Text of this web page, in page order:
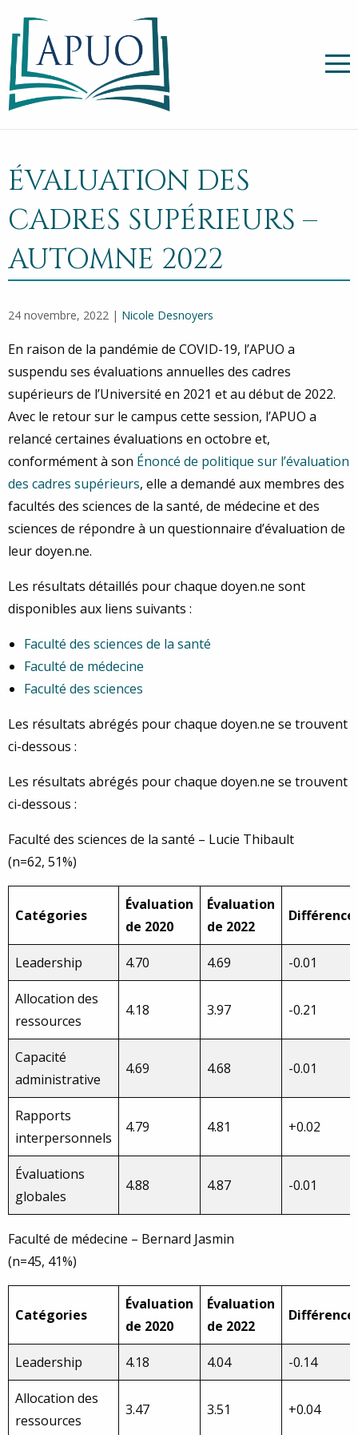
ÉVALUATION DES
CADRES SUPÉRIEURS –
AUTOMNE 2022
24 novembre, 2022 | Nicole Desnoyers
En raison de la pandémie de COVID-19, l’APUO a
suspendu ses évaluations annuelles des cadres
supérieurs de l’Université en 2021 et au début de 2022.
Avec le retour sur le campus cette session, l’APUO a
relancé certaines évaluations en octobre et,
conformément à son Énoncé de politique sur l’évaluation
des cadres supérieurs, elle a demandé aux membres des
facultés des sciences de la santé, de médecine et des
sciences de répondre à un questionnaire d’évaluation de
leur doyen.ne.
Les résultats détaillés pour chaque doyen.ne sont
disponibles aux liens suivants :
Faculté des sciences de la santé
Faculté de médecine
Faculté des sciences
Les résultats abrégés pour chaque doyen.ne se trouvent
ci-dessous :
Les résultats abrégés pour chaque doyen.ne se trouvent
ci-dessous :
Faculté des sciences de la santé – Lucie Thibault
(n=62, 51%)
Catégories
Évaluation
de 2020
Évaluation
de 2022
Différence
Leadership 4.70 4.69 -0.01
Allocation des
ressources
4.18 3.97 -0.21
Capacité
administrative
4.69 4.68 -0.01
Rapports
interpersonnels
4.79 4.81 +0.02
Évaluations
globales
4.88 4.87 -0.01
Faculté de médecine – Bernard Jasmin
(n=45, 41%)
Catégories
Évaluation
de 2020
Évaluation
de 2022
Différence
Leadership 4.18 4.04 -0.14
Allocation des
ressources
3.47 3.51 +0.04